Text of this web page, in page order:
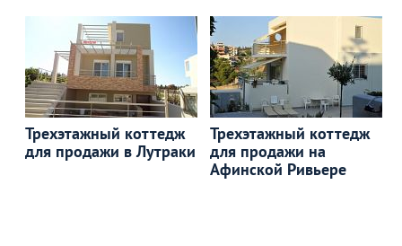
Трехэтажный коттедж
для продажи в Лутраки
Трехэтажный коттедж
для продажи на
Афинской Ривьере